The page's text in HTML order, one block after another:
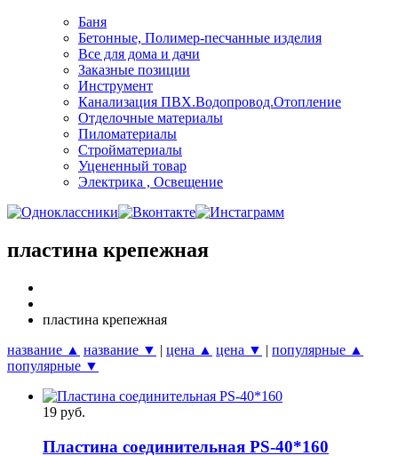
Баня
Бетонные, Полимер-песчанные изделия
Все для дома и дачи
Заказные позиции
Инструмент
Канализация ПВХ.Водопровод.Отопление
Отделочные материалы
Пиломатериалы
Стройматериалы
Уцененный товар
Электрика , Освещение
пластина крепежная
пластина крепежная
название ▲ название ▼ | цена ▲ цена ▼ | популярные ▲
популярные ▼
19 руб.
Пластина соединительная PS-40*160